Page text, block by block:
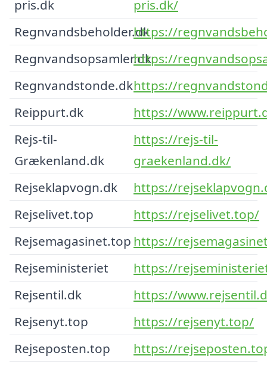
pris.dk
pris.dk/
Regnvandsbeholder.dkhttps://
Regnvandsopsamler.dkhttps://
Regnvandstonde.dkhttps://
Reippurt.dk
https://
Rejs-til-
Grækenland.dk
https://rejs-til-
graekenland.dk/
Rejseklapvogn.dk
https://
Rejselivet.top
https://rejselivet.top/
Rejsemagasinet.top https://
Rejseministeriet
https://
Rejsentil.dk
https://
Rejsenyt.top
https://rejsenyt.top/
Rejseposten.top
https://